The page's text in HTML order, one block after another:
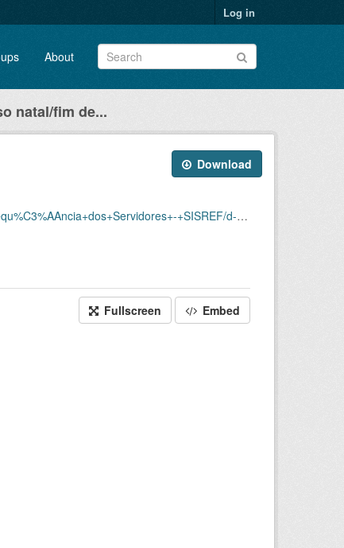
Log in
About
natal/fim de...
Download
+SISREF/d-srf-fqs-002-acsinss-202005.csv
Fullscreen Embed